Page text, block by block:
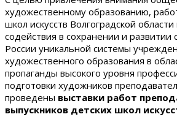
художественному образованию,
школ искусств Волгоградской
содействия в сохранении и развитии
России уникальной системы
художественного образования в
пропаганды высокого уровня
подготовки художников
проведены выставки работ
выпускников детских школ